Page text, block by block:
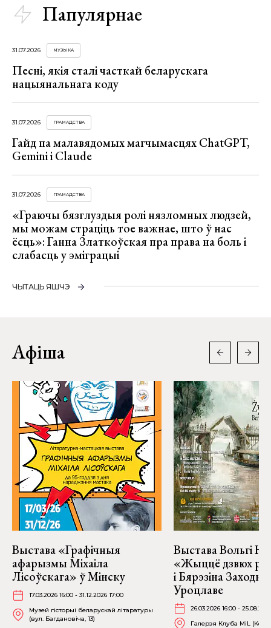
Папулярнае
31.07.2026 МУЗЫКА
Песні, якія сталі часткай беларускага
нацыянальнага коду
31.07.2026 ГРАМАДСТВА
Гайд па малавядомых магчымасцях ChatGPT,
Gemini і Claude
31.07.2026 ГРАМАДСТВА
«Граючы бязглуздыя ролі нязломных людзей,
мы можам страціць тое важнае, што ў нас
ёсць»: Ганна Златкоўская пра права на боль і
слабасць у эміграцыі
ЧЫТАЦЬ ЯШЧЭ
Афіша
Выстава «Графічныя
афарызмы Міхаіла
Лісоўскага» ў Мінску
17.03.2026 16:00 - 31.12.2026 17:00
Музей гісторыі беларускай літаратуры
(вул. Багдановіча, 13)
Выстава Вольгі
«Жыццё дзвюх
і Бярэзіна
Уроцлаве
26.03.2026 16:00 -
Галерэя Клуба MiL